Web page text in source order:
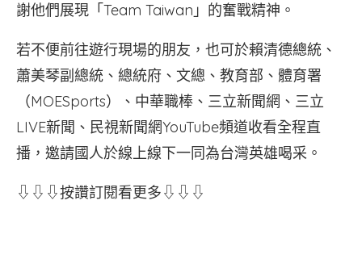
謝他們展現「Team Taiwan」的奮戰精神。
若不便前往遊行現場的朋友，也可於賴清德總統、
蕭美琴副總統、總統府、文總、教育部、體育署
（MOESports）、中華職棒、三立新聞網、三立
LIVE新聞、民視新聞網YouTube頻道收看全程直
播，邀請國人於線上線下一同為台灣英雄喝采。
⇩⇩⇩按讚訂閱看更多⇩⇩⇩